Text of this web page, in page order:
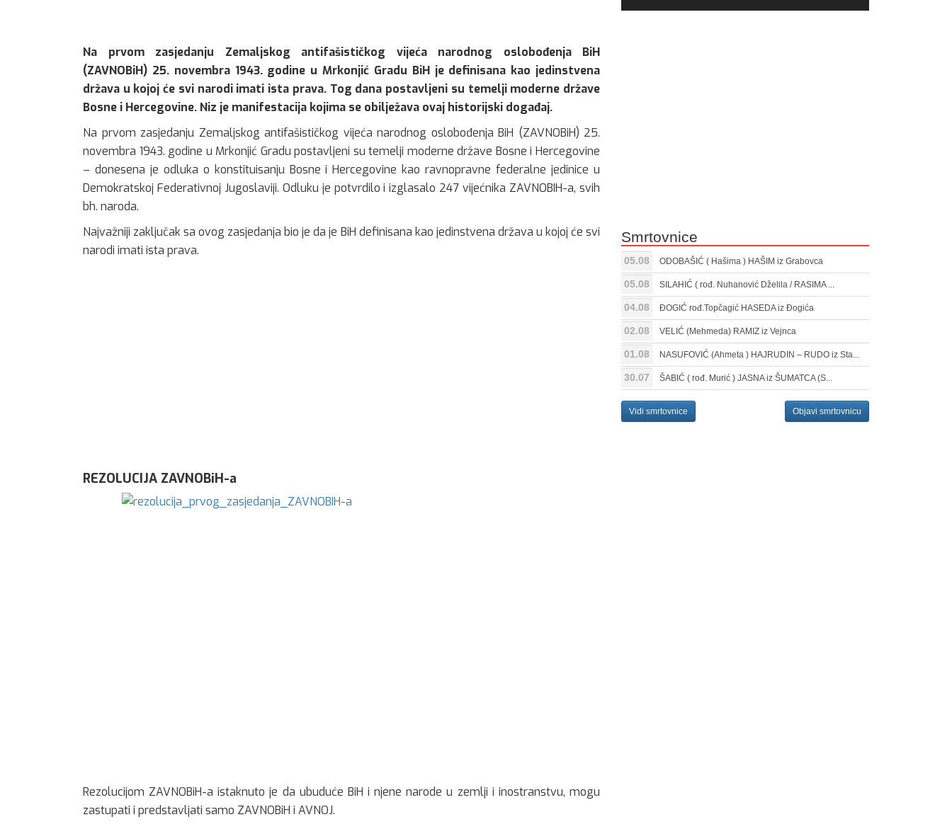
Na prvom zasjedanju Zemaljskog antifašističkog vijeća narodnog oslobođenja BiH
(ZAVNOBiH) 25. novembra 1943. godine u Mrkonjić Gradu BiH je definisana kao jedinstvena
država u kojoj će svi narodi imati ista prava. Tog dana postavljeni su temelji moderne države
Bosne i Hercegovine. Niz je manifestacija kojima se obilježava ovaj historijski događaj.
Na prvom zasjedanju Zemaljskog antifašističkog vijeća narodnog oslobođenja BiH (ZAVNOBiH) 25.
novembra 1943. godine u Mrkonjić Gradu postavljeni su temelji moderne države Bosne i Hercegovine
– donesena je odluka o konstituisanju Bosne i Hercegovine kao ravnopravne federalne jedinice u
Demokratskoj Federativnoj Jugoslaviji. Odluku je potvrdilo i izglasalo 247 vijećnika ZAVNOBIH-a, svih
bh. naroda.
Najvažniji zaključak sa ovog zasjedanja bio je da je BiH definisana kao jedinstvena država u kojoj će svi
narodi imati ista prava.
REZOLUCIJA ZAVNOBiH-a
Rezolucijom ZAVNOBiH-a istaknuto je da ubuduće BiH i njene narode u zemlji i inostranstvu, mogu
zastupati i predstavljati samo ZAVNOBiH i AVNOJ.
Gore/Dole
Smrtovnice
05.08 ODOBAŠIĆ ( Hašima ) HAŠIM iz Grabovca
05.08 SILAHIĆ ( rođ. Nuhanović Dželila / RASIMA ...
04.08 ĐOGIĆ rođ.Topčagić HASEDA iz Đogića
02.08 VELIĆ (Mehmeda) RAMIZ iz Vejnca
01.08 NASUFOVIĆ (Ahmeta ) HAJRUDIN – RUDO iz Sta...
30.07 ŠABIĆ ( rođ. Murić ) JASNA iz ŠUMATCA (S...
Vidi smrtovnice Objavi smrtovnicu